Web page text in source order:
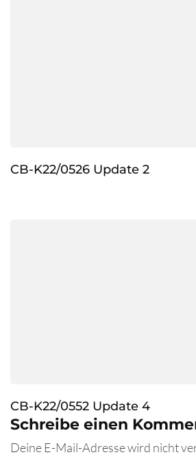
CB-K22/0526 Update 2
CB-K22/0552 Update 4
Schreibe einen
Deine E-Mail-Adresse wird nicht